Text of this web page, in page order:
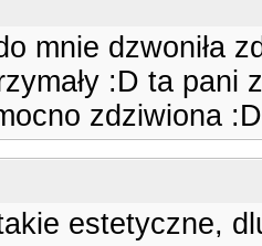
mnie dzwoniła
:D ta pani
zdziwiona :D
estetyczne,